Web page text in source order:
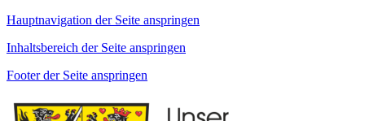
Hauptnavigation der Seite anspringen
Inhaltsbereich der Seite anspringen
Footer der Seite anspringen